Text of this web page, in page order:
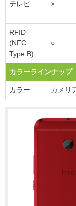
テレビ ×
RFID
(NFC
Type B)
○
カラーラインナップ
カラー カメリ